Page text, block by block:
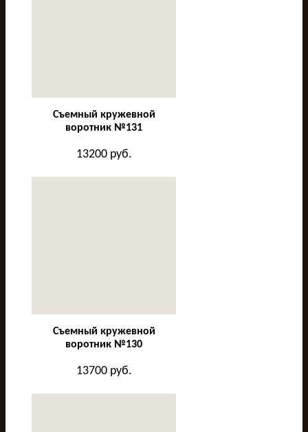
Съемный кружевной
воротник №131
13200руб.
Съемный кружевной
воротник №130
13700руб.